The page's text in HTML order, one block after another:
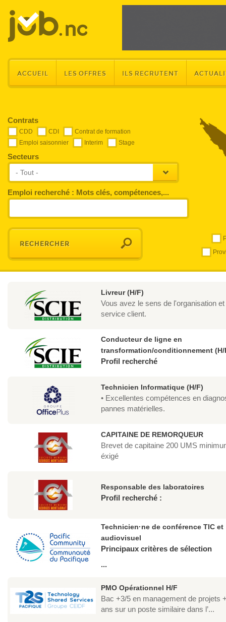
ACCUEIL LES OFFRES ILS RECRUTENT
Contrats
CDD CDI
Contrat de formation
Emploi saisonnier
Interim Stage
Secteurs
- Tout -
Emploi recherché : Mots clés, compétences,...
Livreur (H/F)
Vous avez le sens de l'organisation et
service client.
Conducteur de ligne en
transformation/conditionnement (H/
Profil recherché
Technicien Informatique (H/F)
• Excellentes compétences en
pannes matérielles.
CAPITAINE DE REMORQUEUR
Brevet de capitaine 200 UMS
éxigé
Responsable des laboratoires
Profil recherché :
Technicien·ne de conférence TIC et
audiovisuel
Principaux critères de sélection
...
PMO Opérationnel H/F
Bac +3/5 en management de projets
ans sur un poste similaire dans l’...